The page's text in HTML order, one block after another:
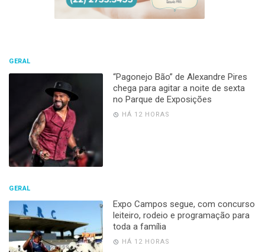
GERAL
“Pagonejo Bão” de Alexandre Pires
chega para agitar a noite de sexta
no Parque de Exposições
HÁ 12 HORAS
GERAL
Expo Campos segue, com concurso
leiteiro, rodeio e programação para
toda a família
HÁ 12 HORAS